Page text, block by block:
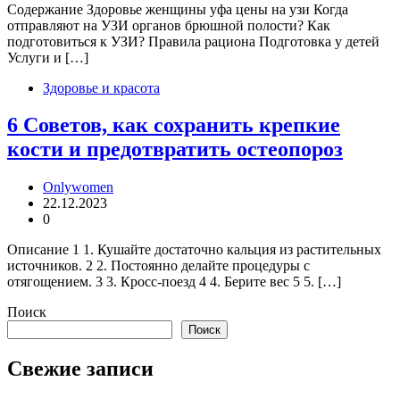
Содержание Здоровье женщины уфа цены на узи Когда
отправляют на УЗИ органов брюшной полости? Как
подготовиться к УЗИ? Правила рациона Подготовка у детей
Услуги и […]
Здоровье и красота
6 Советов, как сохранить крепкие
кости и предотвратить остеопороз
Onlywomen
22.12.2023
0
Описание 1 1. Кушайте достаточно кальция из растительных
источников. 2 2. Постоянно делайте процедуры с
отягощением. 3 3. Кросс-поезд 4 4. Берите вес 5 5. […]
Поиск
Поиск
Свежие записи